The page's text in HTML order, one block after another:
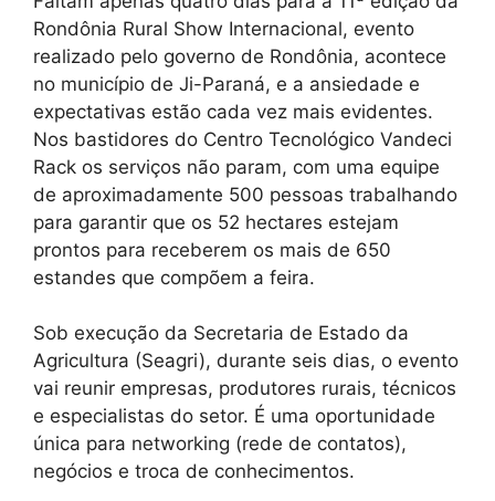
Rondônia Rural Show Internacional, evento
realizado pelo governo de Rondônia, acontece
no município de Ji-Paraná, e a ansiedade e
expectativas estão cada vez mais evidentes.
Nos bastidores do Centro Tecnológico Vandeci
Rack os serviços não param, com uma equipe
de aproximadamente 500 pessoas trabalhando
para garantir que os 52 hectares estejam
prontos para receberem os mais de 650
estandes que compõem a feira.
Sob execução da Secretaria de Estado da
Agricultura (Seagri), durante seis dias, o evento
vai reunir empresas, produtores rurais, técnicos
e especialistas do setor. É uma oportunidade
única para networking (rede de contatos),
negócios e troca de conhecimentos.